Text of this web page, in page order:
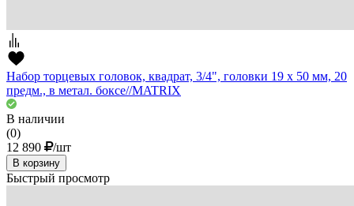
Набор торцевых головок, квадрат, 3/4", головки 19 х 50 мм, 20
предм., в метал. боксе//MATRIX
В наличии
(0)
12 890
/шт
В корзину
Быстрый просмотр